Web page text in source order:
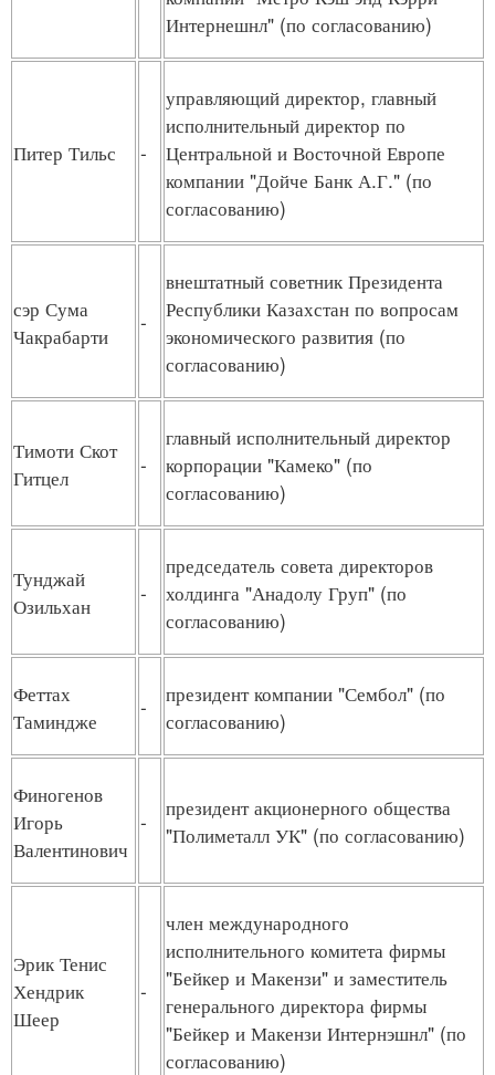
Интернешнл" (по согласованию)
Питер Тильс -
управляющий директор, главный
исполнительный директор по
Центральной и Восточной Европе
компании "Дойче Банк А.Г." (по
согласованию)
сэр Сума
Чакрабарти
-
внештатный советник Президента
Республики Казахстан по вопросам
экономического развития (по
согласованию)
Тимоти Скот
Гитцел
-
главный исполнительный директор
корпорации "Камеко" (по
согласованию)
Тунджай
Озильхан
-
председатель совета директоров
холдинга "Анадолу Груп" (по
согласованию)
Феттах
Таминдже
-
президент компании "Сембол" (по
согласованию)
Финогенов
Игорь
Валентинович
-
президент акционерного общества
"Полиметалл УК" (по согласованию)
Эрик Тенис
Хендрик
Шеер
-
член международного
исполнительного комитета фирмы
"Бейкер и Макензи" и заместитель
генерального директора фирмы
"Бейкер и Макензи Интернэшнл" (по
согласованию)